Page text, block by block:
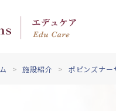
施設紹介 ポピンズナー